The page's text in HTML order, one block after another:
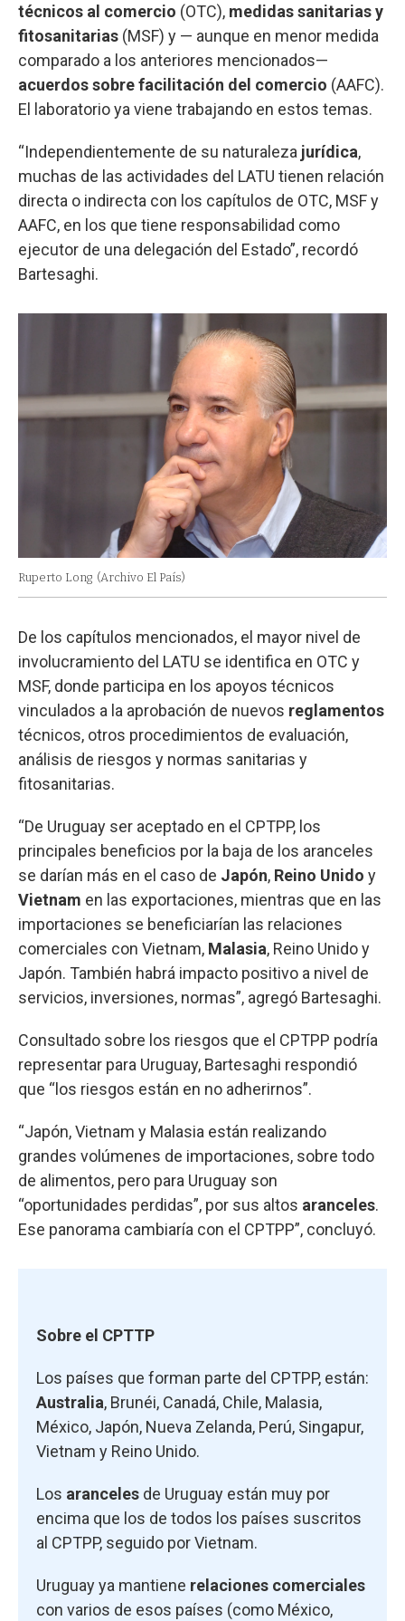
técnicos al comercio (OTC), medidas sanitarias y
fitosanitarias (MSF) y — aunque en menor medida
comparado a los anteriores mencionados—
acuerdos sobre facilitación del comercio (AAFC).
El laboratorio ya viene trabajando en estos temas.
“Independientemente de su naturaleza jurídica,
muchas de las actividades del LATU tienen relación
directa o indirecta con los capítulos de OTC, MSF y
AAFC, en los que tiene responsabilidad como
ejecutor de una delegación del Estado”, recordó
Bartesaghi.
Ruperto Long (Archivo El País)
De los capítulos mencionados, el mayor nivel de
involucramiento del LATU se identifica en OTC y
MSF, donde participa en los apoyos técnicos
vinculados a la aprobación de nuevos reglamentos
técnicos, otros procedimientos de evaluación,
análisis de riesgos y normas sanitarias y
fitosanitarias.
“De Uruguay ser aceptado en el CPTPP, los
principales beneficios por la baja de los aranceles
se darían más en el caso de Japón, Reino Unido y
Vietnam en las exportaciones, mientras que en las
importaciones se beneficiarían las relaciones
comerciales con Vietnam, Malasia, Reino Unido y
Japón. También habrá impacto positivo a nivel de
servicios, inversiones, normas”, agregó Bartesaghi.
Consultado sobre los riesgos que el CPTPP podría
representar para Uruguay, Bartesaghi respondió
que “los riesgos están en no adherirnos”.
“Japón, Vietnam y Malasia están realizando
grandes volúmenes de importaciones, sobre todo
de alimentos, pero para Uruguay son
“oportunidades perdidas”, por sus altos aranceles.
Ese panorama cambiaría con el CPTPP”, concluyó.
Sobre el CPTTP
Los países que forman parte del CPTPP, están:
Australia, Brunéi, Canadá, Chile, Malasia,
México, Japón, Nueva Zelanda, Perú, Singapur,
Vietnam y Reino Unido.
Los aranceles de Uruguay están muy por
encima que los de todos los países suscritos
al CPTPP, seguido por Vietnam.
Uruguay ya mantiene relaciones comerciales
con varios de esos países (como México,